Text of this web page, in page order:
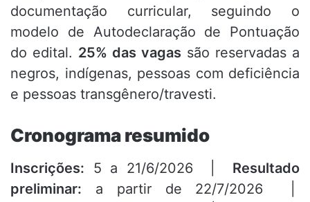
documentação curricular, seguindo o
modelo de Autodeclaração de Pontuação
do edital. 25% das vagas são reservadas a
negros, indígenas, pessoas com deficiência
e pessoas transgênero/travesti.
Cronograma resumido
Inscrições: 5 a 21/6/2026 | Resultado
preliminar: a partir de 22/7/2026 |